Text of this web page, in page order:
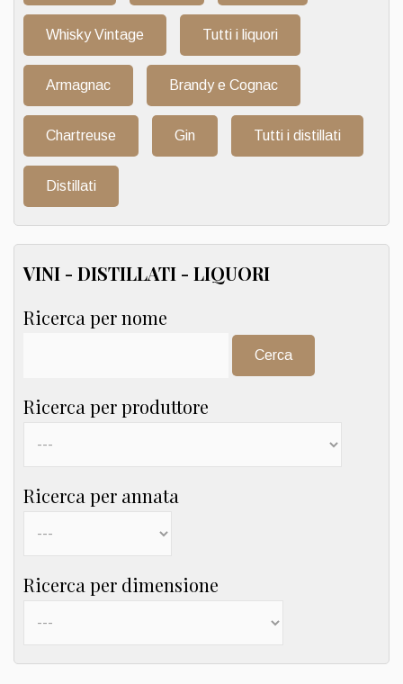
Whisky Vintage Tutti i liquori
Armagnac Brandy e Cognac
Chartreuse Gin Tutti i distillati
Distillati
VINI - DISTILLATI - LIQUORI
Ricerca per nome
Ricerca per produttore
Ricerca per annata
Ricerca per dimensione